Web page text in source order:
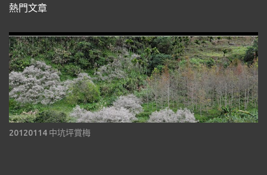
熱門文章
20120114 中坑坪賞梅